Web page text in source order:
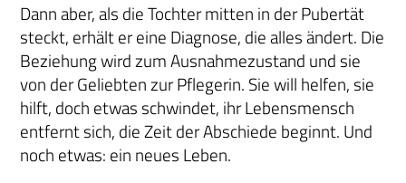
Dann aber, als die Tochter mitten in der Pubertät
steckt, erhält er eine Diagnose, die alles ändert. Die
Beziehung wird zum Ausnahmezustand und sie
von der Geliebten zur Pflegerin. Sie will helfen, sie
hilft, doch etwas schwindet, ihr Lebensmensch
entfernt sich, die Zeit der Abschiede beginnt. Und
noch etwas: ein neues Leben.